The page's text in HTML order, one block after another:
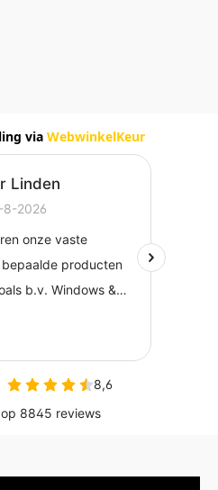
via WebwinkelKeur